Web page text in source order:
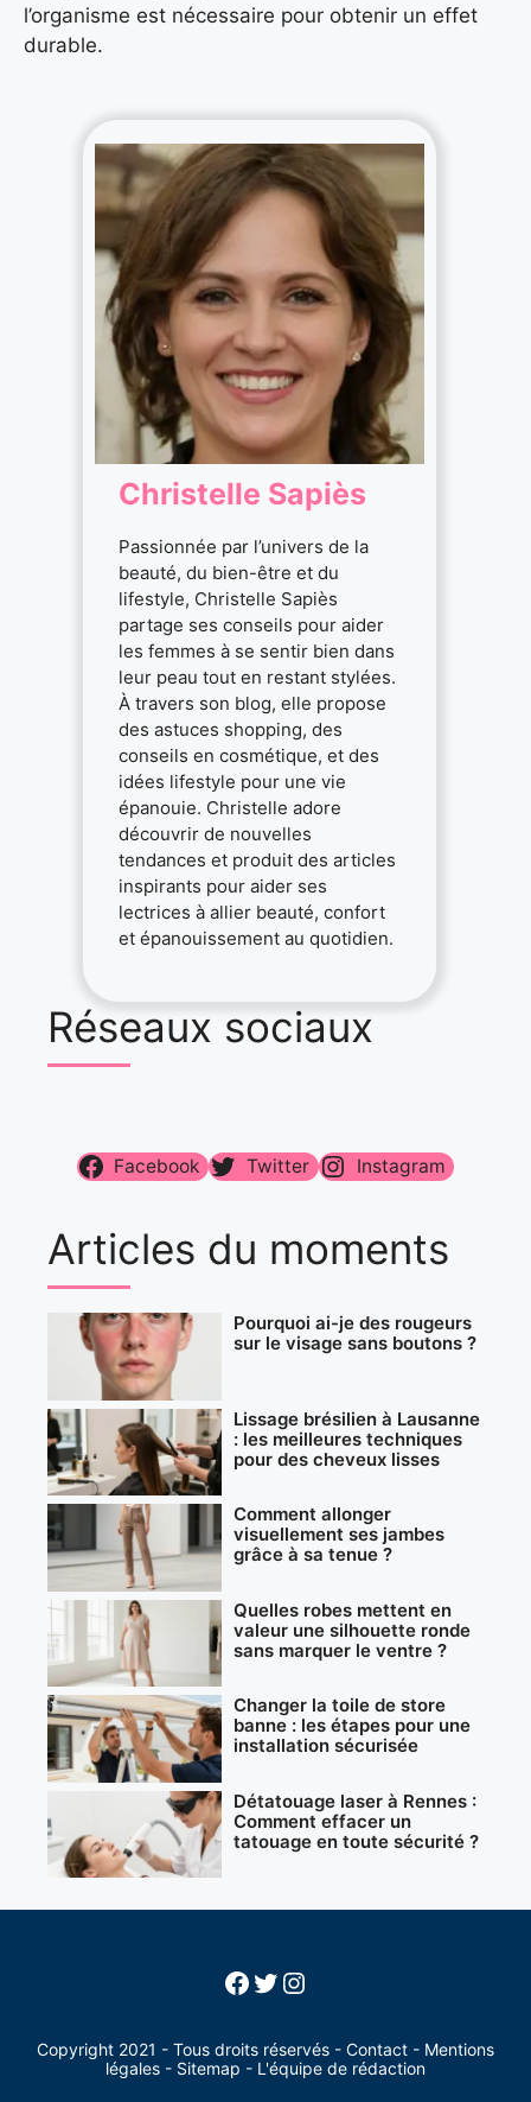
l’organisme est nécessaire pour obtenir un effet
durable.
Christelle Sapiès
Passionnée par l’univers de la
beauté, du bien-être et du
lifestyle, Christelle Sapiès
partage ses conseils pour aider
les femmes à se sentir bien dans
leur peau tout en restant stylées.
À travers son blog, elle propose
des astuces shopping, des
conseils en cosmétique, et des
idées lifestyle pour une vie
épanouie. Christelle adore
découvrir de nouvelles
tendances et produit des articles
inspirants pour aider ses
lectrices à allier beauté, confort
et épanouissement au quotidien.
Réseaux sociaux
Facebook Twitter Instagram
Articles du moments
Pourquoi ai-je des rougeurs
sur le visage sans boutons ?
Lissage brésilien à Lausanne
: les meilleures techniques
pour des cheveux lisses
Comment allonger
visuellement ses jambes
grâce à sa tenue ?
Quelles robes mettent en
valeur une silhouette ronde
sans marquer le ventre ?
Changer la toile de store
banne : les étapes pour une
installation sécurisée
Détatouage laser à Rennes :
Comment effacer un
tatouage en toute sécurité ?
Facebook
Twitter
Instagram
Copyright 2021 - Tous droits réservés - Contact - Mentions
légales - Sitemap - L'équipe de rédaction